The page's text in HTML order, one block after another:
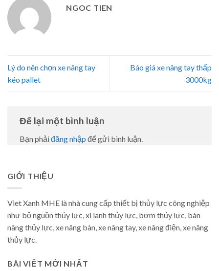
NGOC TIEN
Lý do nên chọn xe nâng tay
kéo pallet
Báo giá xe nâng tay thấp
3000kg
Để lại một bình luận
Bạn phải đăng nhập để gửi bình luận.
GIỚI THIỆU
Viet Xanh MHE là nhà cung cấp thiết bị thủy lực công nghiệp
như bộ nguồn thủy lực, xi lanh thủy lực, bơm thủy lực, bàn
nâng thủy lực, xe nâng bàn, xe nâng tay, xe nâng điện, xe nâng
thủy lực.
BÀI VIẾT MỚI NHẤT